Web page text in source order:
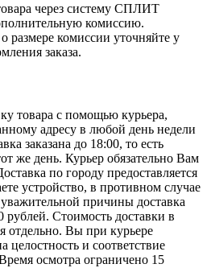
через систему СПЛИТ
комиссию.
комиссии уточняйте у
заказа.
товара с помощью курьера,
адресу в любой день недели
заказана до 18:00, то есть
же день. Курьер обязательно Вам
по городу предоставляется
устройство, в противном случае
причины доставка
рублей. Стоимость доставки в
отдельно. Вы при курьере
целостность и соответствие
осмотра ограничено 15